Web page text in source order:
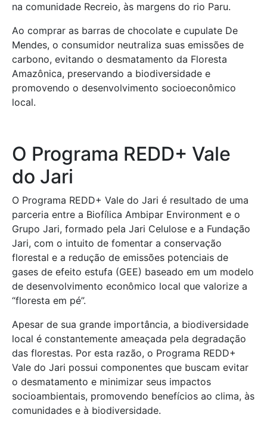
na comunidade Recreio, às margens do rio Paru.
Ao comprar as barras de chocolate e cupulate De
Mendes, o consumidor neutraliza suas emissões de
carbono, evitando o desmatamento da Floresta
Amazônica, preservando a biodiversidade e
promovendo o desenvolvimento socioeconômico
local.
O Programa REDD+ Vale
do Jari
O Programa REDD+ Vale do Jari é resultado de uma
parceria entre a Biofílica Ambipar Environment e o
Grupo Jari, formado pela Jari Celulose e a Fundação
Jari, com o intuito de fomentar a conservação
florestal e a redução de emissões potenciais de
gases de efeito estufa (GEE) baseado em um modelo
de desenvolvimento econômico local que valorize a
“floresta em pé”.
Apesar de sua grande importância, a biodiversidade
local é constantemente ameaçada pela degradação
das florestas. Por esta razão, o Programa REDD+
Vale do Jari possui componentes que buscam evitar
o desmatamento e minimizar seus impactos
socioambientais, promovendo benefícios ao clima, às
comunidades e à biodiversidade.